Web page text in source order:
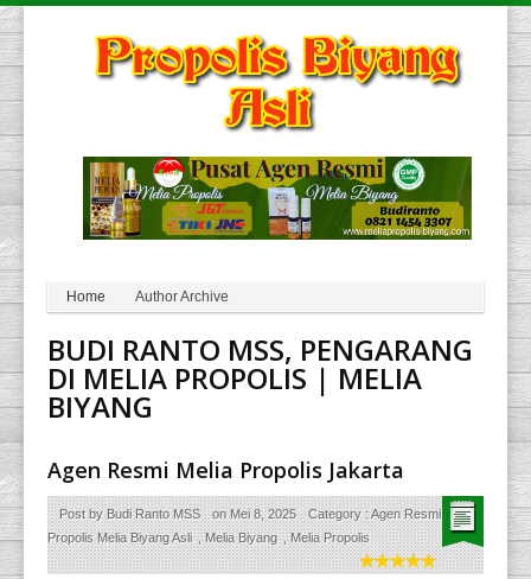
Home Author Archive
BUDI RANTO MSS, PENGARANG
DI MELIA PROPOLIS | MELIA
BIYANG
Agen Resmi Melia Propolis Jakarta
Post byBudi Ranto MSS onMei 8, 2025 Category :Agen Resmi
Propolis Melia Biyang Asli ,Melia Biyang ,Melia Propolis